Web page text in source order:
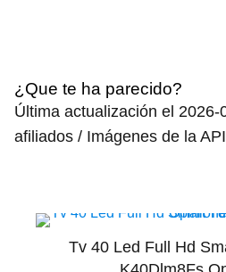
¿Que te ha parecido?
Última actualización el
afiliados / Imágenes de la
Tv 40 Led Full Hd